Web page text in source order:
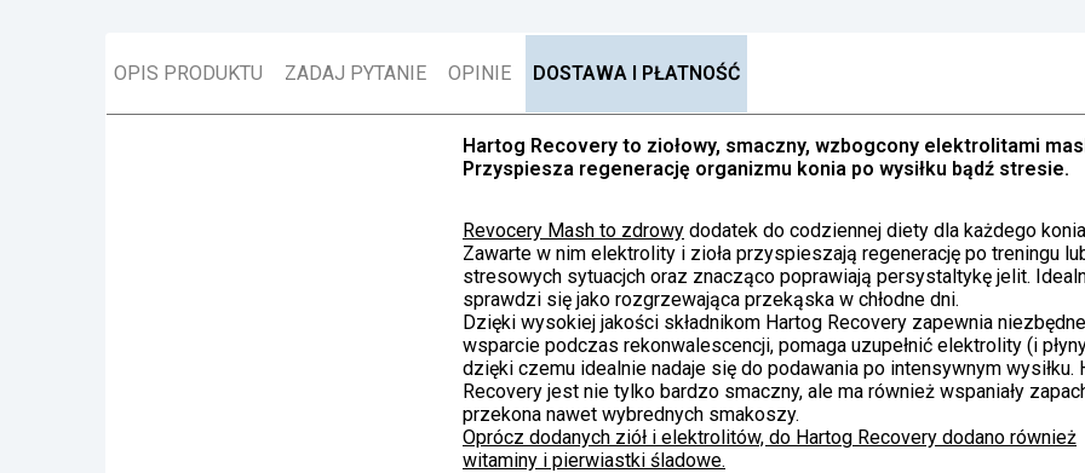
OPIS PRODUKTU ZADAJ PYTANIE OPINIE DOSTAWA I PŁATNOŚĆ
Hartog Recovery to ziołowy, smaczny, wzbogcony elektrolitami
Przyspiesza regenerację organizmu konia po wysiłku bądź stresie.
Revocery Mash to zdrowy dodatek do codziennej diety dla każdego
Zawarte w nim elektrolity i zioła przyspieszają regenerację po treningu
stresowych sytuacjch oraz znacząco poprawiają persystaltykę jelit.
sprawdzi się jako rozgrzewająca przekąska w chłodne dni.
Dzięki wysokiej jakości składnikom Hartog Recovery zapewnia niezbędne
wsparcie podczas rekonwalescencji, pomaga uzupełnić elektrolity (i
dzięki czemu idealnie nadaje się do podawania po intensywnym wysiłku.
Recovery jest nie tylko bardzo smaczny, ale ma również wspaniały
przekona nawet wybrednych smakoszy.
Oprócz dodanych ziół i elektrolitów, do Hartog Recovery dodano również
witaminy i pierwiastki śladowe.